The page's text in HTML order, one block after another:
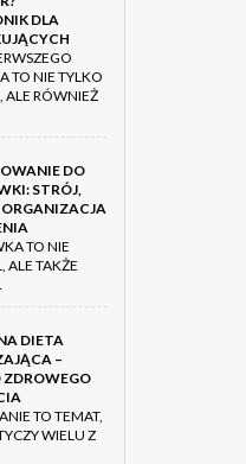
DLA
TO NIE TYLKO
ALE RÓWNIEŻ
DO
STRÓJ,
TO NIE
ALE TAKŻE
DIETA
–
ZDROWEGO
TO TEMAT,
WIELU Z